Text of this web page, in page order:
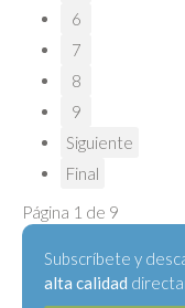
6
7
8
9
Siguiente
Final
Página 1 de 9
Subscríbete y
alta calidad